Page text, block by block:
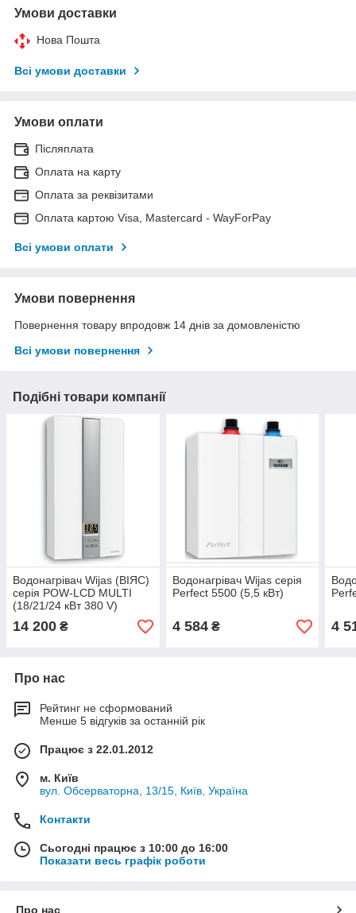
Умови доставки
Нова Пошта
Всі умови доставки
Умови оплати
Післяплата
Оплата на карту
Оплата за реквізитами
Оплата картою Visa, Mastercard - WayForPay
Всі умови оплати
Умови повернення
Повернення товару впродовж 14 днів за домовленістю
Всі умови повернення
Подібні товари компанії
Водонагрівач Wijas (ВІЯС)
серія POW-LCD MULTI
(18/21/24 кВт 380 V)
14 200 ₴
Водонагрівач Wijas серія
Perfect 5500 (5,5 кВт)
4 584₴ 4
Про нас
Рейтинг не сформований
Менше 5 відгуків за останній рік
Працює з 22.01.2012
м. Київ
вул. Обсерваторна, 13/15, Київ, Україна
Контакти
Сьогодні працює з 10:00 до 16:00
Показати весь графік роботи
Про нас